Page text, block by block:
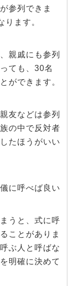
参列できま
ます。
親戚にも参列
ても、30名
ができます。
友などは参列
の中で反対者
たほうがいい
に呼べば良い
うと、式に呼
ことがありま
ぶ人と呼ばな
明確に決めて